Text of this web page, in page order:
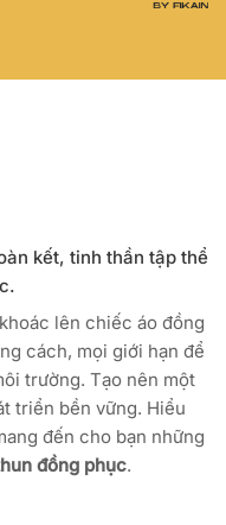
kết, tinh thần tập thể
lên chiếc áo đồng
cách, mọi giới hạn để
trường. Tạo nên một
triển bền vững. Hiểu
đến cho bạn những
đồng phục.